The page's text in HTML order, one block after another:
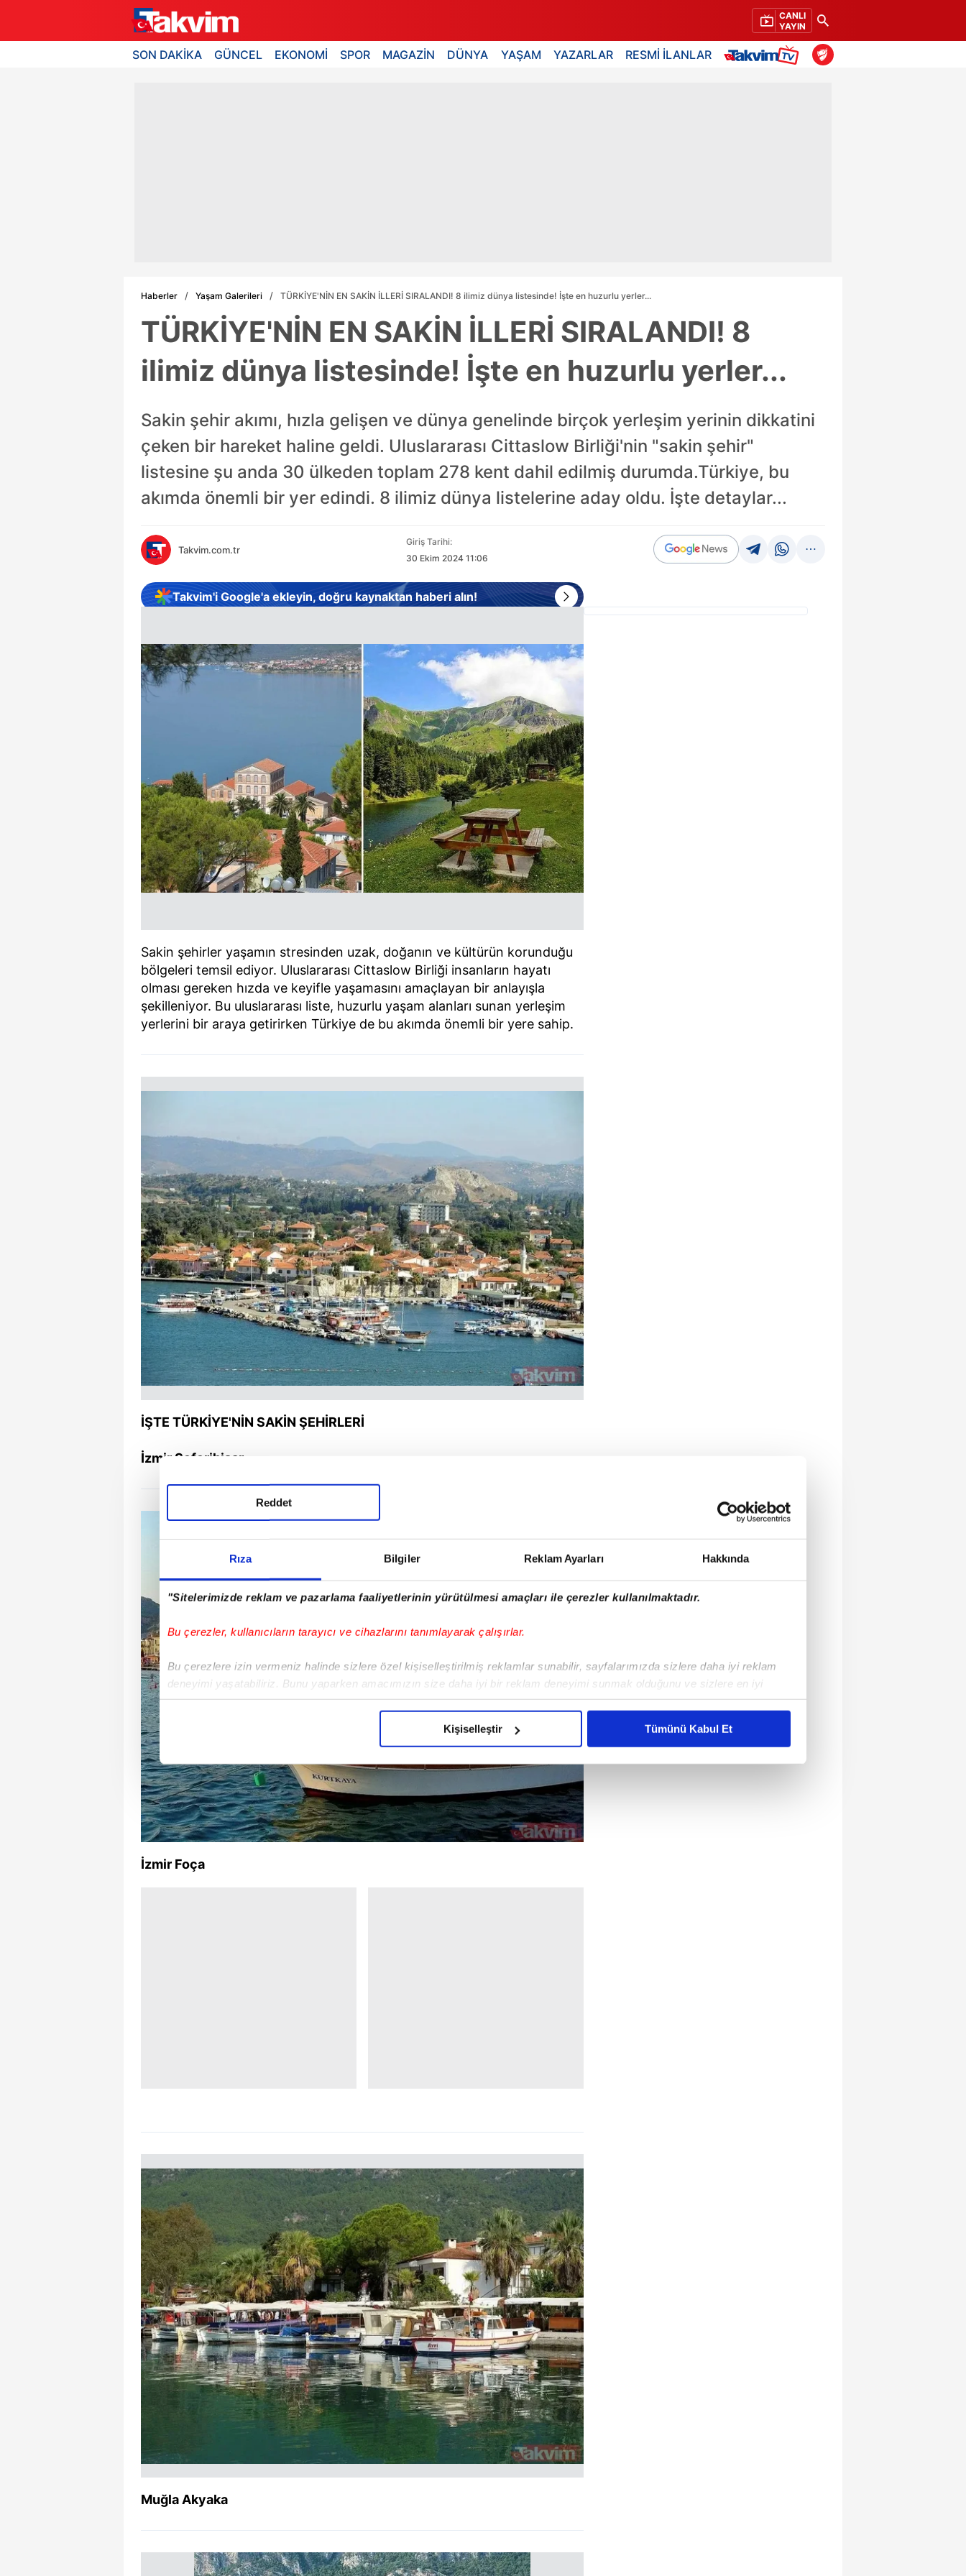
Rıza Bilgiler Reklam Ayarları Hakkında
"Sitelerimizde reklam ve pazarlama faaliyetlerinin yürütülmesi amaçları ile çerezler kullanılmaktadır.
Bu çerezler, kullanıcıların tarayıcı ve cihazlarını tanımlayarak çalışırlar.
Bu çerezlere izin vermeniz halinde sizlere özel kişiselleştirilmiş reklamlar sunabilir, sayfalarımızda sizlere daha iyi reklam
deneyimi yaşatabiliriz. Bunu yaparken amacımızın size daha iyi bir reklam deneyimi sunmak olduğunu ve sizlere en iyi
içerikleri sunabilmek adına elimizden gelen çabayı gösterdiğimizi ve bu noktada, reklamların maliyetlerimizi karşılamak
Sizlere daha iyi bir hizmet sunabilmek için İnternet Sitemizde kendimize ve üçüncü kişilere ait çerezler kullanılmaktadır. Bu
çerezler vasıtasıyla çeşitli kişisel verileriniz işlenmekte olup gerekli olan çerezler bilgi toplumu hizmetlerinin sunulması
amacıyla kullanılmaktadır. Diğer çerezler, sitemizin daha işlevsel kılınması ve kişiselleştirilmesi ve sizlere yönelik
reklam/pazarlama faaliyetlerinin yapılması, amaçlarıyla sınırlı olarak açık rızanız dahilinde kullanılacaktır.
Çerezlere ilişkin tercihlerinizi aşağıda yer alan panel vasıtasıyla belirleyebilirsiniz. Çerezlere ilişkin detaylı bilgi için Ayarlar
Reddet
Kişiselleştir Tümünü Kabul Et
CANLI
YAYIN
SON DAKİKA GÜNCEL EKONOMİ SPOR MAGAZİN DÜNYA YAŞAM YAZARLAR RESMİ İLANLAR
Haberler Yaşam Galerileri TÜRKİYE'NİN EN SAKİN İLLERİ SIRALANDI! 8 ilimiz dünya listesinde! İşte en huzurlu yerler...
TÜRKİYE'NİN EN SAKİN İLLERİ SIRALANDI! 8
ilimiz dünya listesinde! İşte en huzurlu yerler...
Sakin şehir akımı, hızla gelişen ve dünya genelinde birçok yerleşim yerinin dikkatini
çeken bir hareket haline geldi. Uluslararası Cittaslow Birliği'nin "sakin şehir"
listesine şu anda 30 ülkeden toplam 278 kent dahil edilmiş durumda.Türkiye, bu
akımda önemli bir yer edindi. 8 ilimiz dünya listelerine aday oldu. İşte detaylar...
Takvim.com.tr
Giriş Tarihi:
30 Ekim 2024 11:06
Takvim'i Google'a ekleyin, doğru kaynaktan haberi alın!
Sakin şehirler yaşamın stresinden uzak, doğanın ve kültürün korunduğu
bölgeleri temsil ediyor. Uluslararası Cittaslow Birliği insanların hayatı
olması gereken hızda ve keyifle yaşamasını amaçlayan bir anlayışla
şekilleniyor. Bu uluslararası liste, huzurlu yaşam alanları sunan yerleşim
yerlerini bir araya getirirken Türkiye de bu akımda önemli bir yere sahip.
İŞTE TÜRKİYE'NİN SAKİN ŞEHİRLERİ
İzmir Seferihisar
İzmir Foça
Muğla Akyaka